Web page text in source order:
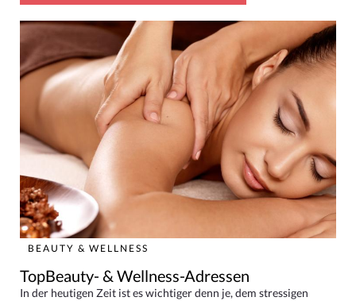
BEAUTY & WELLNESS
TopBeauty- & Wellness-Adressen
In der heutigen Zeit ist es wichtiger denn je, dem stressigen